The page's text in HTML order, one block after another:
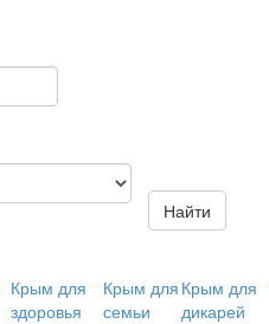
Найти
Крым для
здоровья
Крым для
семьи
Крым для
дикарей